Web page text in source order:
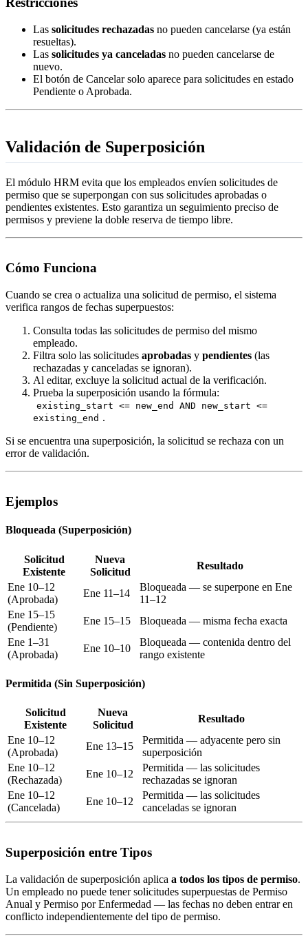
Las solicitudes rechazadas no pueden cancelarse (ya están
resueltas).
Las solicitudes ya canceladas no pueden cancelarse de
nuevo.
El botón de Cancelar solo aparece para solicitudes en estado
Pendiente o Aprobada.
Validación de Superposición
El módulo HRM evita que los empleados envíen solicitudes de
permiso que se superpongan con sus solicitudes aprobadas o
pendientes existentes. Esto garantiza un seguimiento preciso de
permisos y previene la doble reserva de tiempo libre.
Cómo Funciona
Cuando se crea o actualiza una solicitud de permiso, el sistema
verifica rangos de fechas superpuestos:
Consulta todas las solicitudes de permiso del mismo
empleado.
Filtra solo las solicitudes aprobadas y pendientes (las
rechazadas y canceladas se ignoran).
Al editar, excluye la solicitud actual de la verificación.
Prueba la superposición usando la fórmula:
existing_start <= new_end AND new_start <=
existing_end .
Si se encuentra una superposición, la solicitud se rechaza con un
error de validación.
Ejemplos
Bloqueada (Superposición)
Solicitud
Existente
Nueva
Solicitud
Resultado
Ene 10–12
(Aprobada)
Ene 11–14
Bloqueada — se superpone en Ene
11–12
Ene 15–15
(Pendiente)
Ene 15–15
Bloqueada — misma fecha exacta
Ene 1–31
(Aprobada)
Ene 10–10
Bloqueada — contenida dentro del
rango existente
Permitida (Sin Superposición)
Solicitud
Existente
Nueva
Solicitud
Resultado
Ene 10–12
(Aprobada)
Ene 13–15
Permitida — adyacente pero sin
superposición
Ene 10–12
(Rechazada)
Ene 10–12
Permitida — las solicitudes
rechazadas se ignoran
Ene 10–12
(Cancelada)
Ene 10–12
Permitida — las solicitudes
canceladas se ignoran
Superposición entre Tipos
La validación de superposición aplica a todos los tipos de permiso.
Un empleado no puede tener solicitudes superpuestas de Permiso
Anual y Permiso por Enfermedad — las fechas no deben entrar en
conflicto independientemente del tipo de permiso.